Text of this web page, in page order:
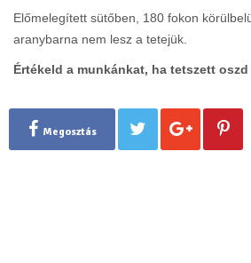
Előmelegített sütőben, 180 fokon
aranybarna nem lesz a tetejük.
Értékeld a munkánkat, ha tetszett oszd
Megosztás